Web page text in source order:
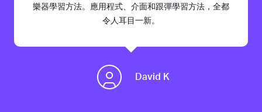
樂器學習方法。應用程式、介面和跟彈學習方法，全都
令人耳目一新。
David K